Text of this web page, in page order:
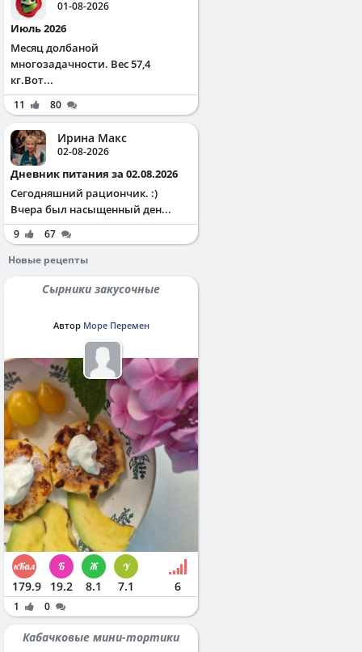
01-08-2026
Июль 2026
Месяц долбаной
многозадачности. Вес 57,4
кг.Вот...
11 80
Ирина Макс
02-08-2026
Дневник питания за 02.08.2026
Сегодняшний рациончик. :)
Вчера был насыщенный ден...
9
67
Новые рецепты
Сырники закусочные
Автор Море Перемен
179.9 19.2 8.1 7.1 6
1 0
Кабачковые мини-тортики